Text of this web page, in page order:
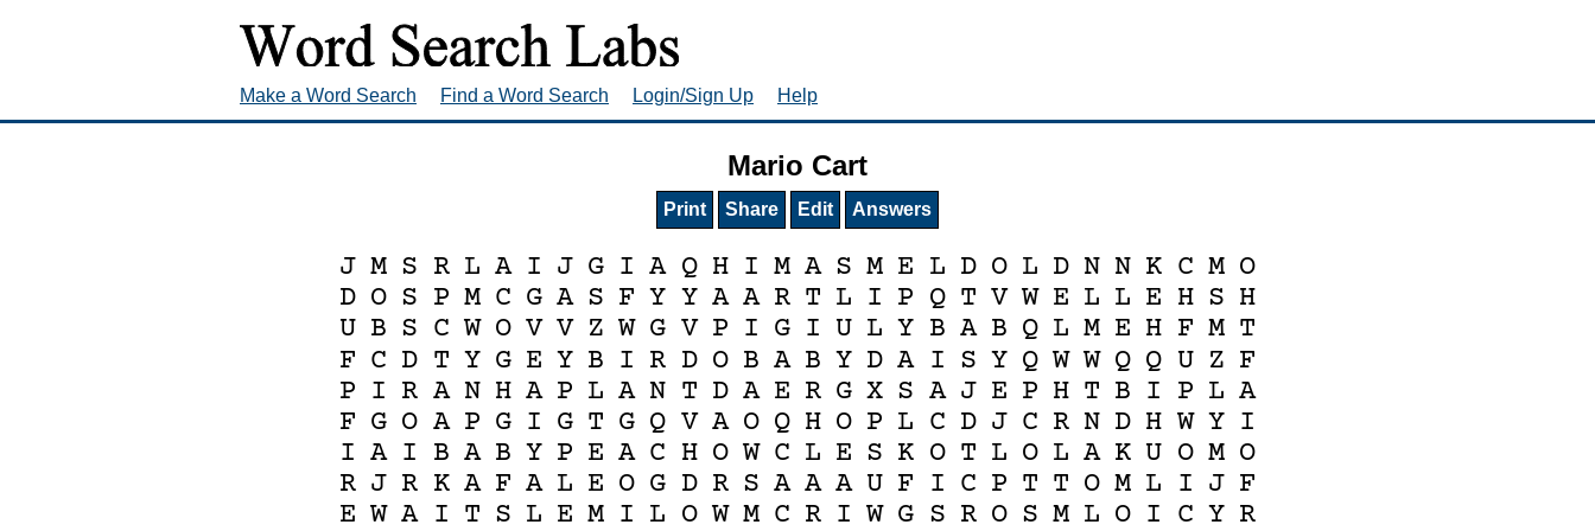
Make a Word Search Find a Word Search Login/Sign Up Help
Mario Cart
Print Share Edit Answers
J M S R L A I J G I A Q H I M A S M E L D O L D N N K C M O
D O S P M C G A S F Y Y A A R T L I P Q T V W E L L E H S H
U B S C W O V V Z W G V P I G I U L Y B A B Q L M E H F M T
F C D T Y G E Y B I R D O B A B Y D A I S Y Q W W Q Q U Z F
P I R A N H A P L A N T D A E R G X S A J E P H T B I P L A
F G O A P G I G T G Q V A O Q H O P L C D J C R N D H W Y I
I A I B A B Y P E A C H O W C L E S K O T L O L A K U O M O
R J R K A F A L E O G D R S A A A U F I C P T T O M L I J F
E W A I T S L E M I L O W M C R I W G S R O S M L O I C Y R